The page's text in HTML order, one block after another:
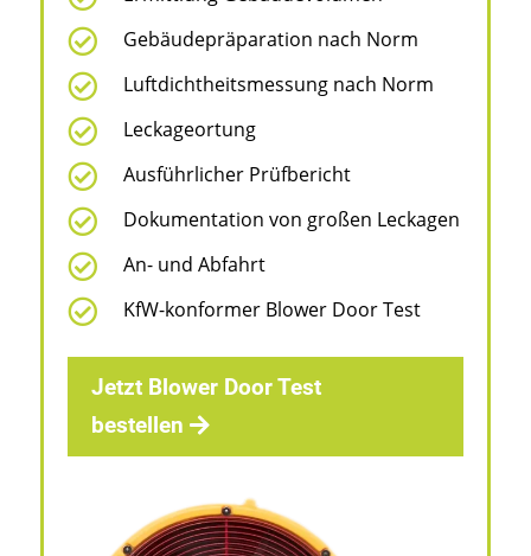
 Gebäudepräparation nach Norm
 Luftdichtheitsmessung nach Norm
 Leckageortung
 Ausführlicher Prüfbericht
 Dokumentation von großen Leckagen
 An- und Abfahrt
 KfW-konformer Blower Door Test
Jetzt Blower Door Test
bestellen